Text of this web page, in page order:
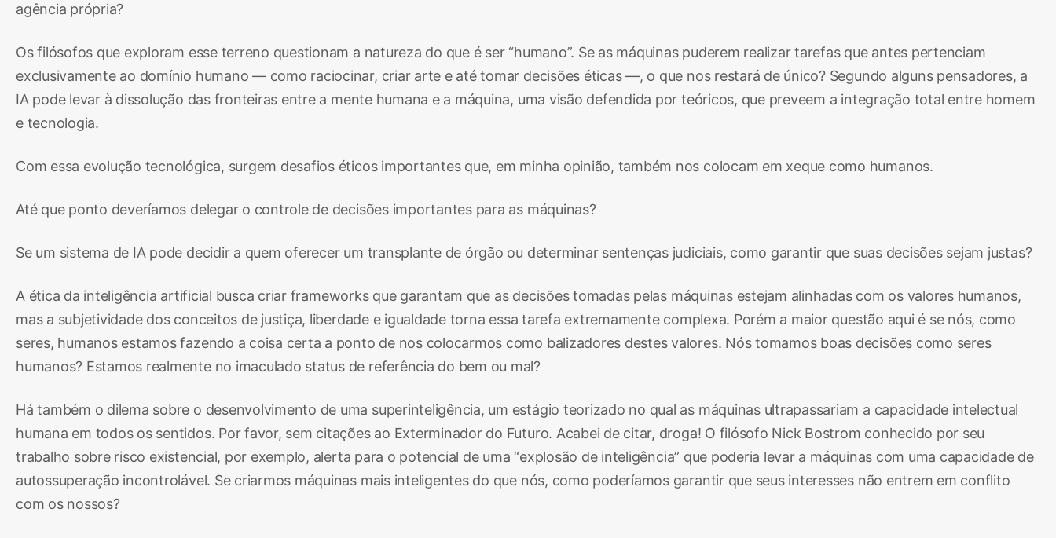
agência própria?
Os filósofos que exploram esse terreno questionam a natureza do que é ser “humano”. Se as máquinas puderem realizar tarefas que antes pertenciam
exclusivamente ao domínio humano — como raciocinar, criar arte e até tomar decisões éticas —, o que nos restará de único? Segundo alguns pensadores, a
IA pode levar à dissolução das fronteiras entre a mente humana e a máquina, uma visão defendida por teóricos, que preveem a integração total entre homem
e tecnologia.
Com essa evolução tecnológica, surgem desafios éticos importantes que, em minha opinião, também nos colocam em xeque como humanos.
Até que ponto deveríamos delegar o controle de decisões importantes para as máquinas?
Se um sistema de IA pode decidir a quem oferecer um transplante de órgão ou determinar sentenças judiciais, como garantir que suas decisões sejam justas?
A ética da inteligência artificial busca criar frameworks que garantam que as decisões tomadas pelas máquinas estejam alinhadas com os valores humanos,
mas a subjetividade dos conceitos de justiça, liberdade e igualdade torna essa tarefa extremamente complexa. Porém a maior questão aqui é se nós, como
seres, humanos estamos fazendo a coisa certa a ponto de nos colocarmos como balizadores destes valores. Nós tomamos boas decisões como seres
humanos? Estamos realmente no imaculado status de referência do bem ou mal?
Há também o dilema sobre o desenvolvimento de uma superinteligência, um estágio teorizado no qual as máquinas ultrapassariam a capacidade intelectual
humana em todos os sentidos. Por favor, sem citações ao Exterminador do Futuro. Acabei de citar, droga! O filósofo Nick Bostrom conhecido por seu
trabalho sobre risco existencial, por exemplo, alerta para o potencial de uma “explosão de inteligência” que poderia levar a máquinas com uma capacidade de
autossuperação incontrolável. Se criarmos máquinas mais inteligentes do que nós, como poderíamos garantir que seus interesses não entrem em conflito
com os nossos?